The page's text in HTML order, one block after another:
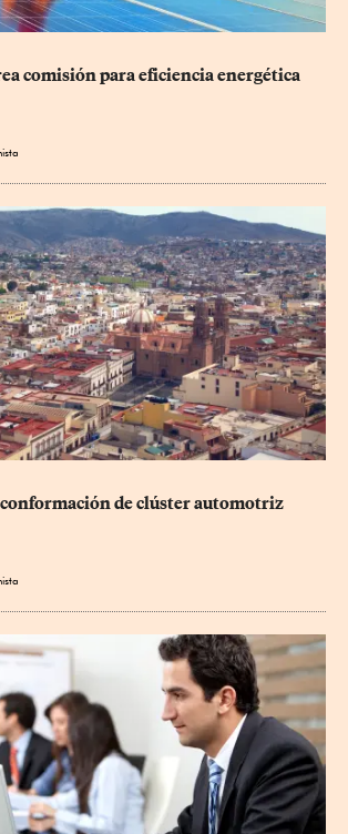
comisión para eficiencia energética
conformación de clúster automotriz